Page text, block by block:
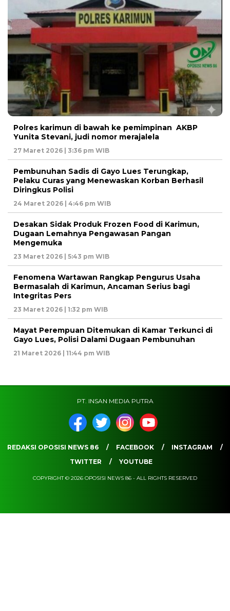
Polres karimun di bawah ke pemimpinan AKBP
Yunita Stevani, judi nomor merajalela
27 Maret 2026 | 3:36 pm WIB
Pembunuhan Sadis di Gayo Lues Terungkap,
Pelaku Curas yang Menewaskan Korban Berhasil
Diringkus Polisi
24 Maret 2026 | 4:46 pm WIB
Desakan Sidak Produk Frozen Food di Karimun,
Dugaan Lemahnya Pengawasan Pangan
Mengemuka
23 Maret 2026 | 5:43 pm WIB
Fenomena Wartawan Rangkap Pengurus Usaha
Bermasalah di Karimun, Ancaman Serius bagi
Integritas Pers
23 Maret 2026 | 1:32 pm WIB
Mayat Perempuan Ditemukan di Kamar Terkunci di
Gayo Lues, Polisi Dalami Dugaan Pembunuhan
21 Maret 2026 | 11:44 pm WIB
PT. INSAN MEDIA PUTRA
REDAKSI OPOSISI NEWS 86 FACEBOOK
INSTAGRAM
TWITTER
YOUTUBE
COPYRIGHT © 2026 OPOSISI NEWS 86 - ALL RIGHTS RESERVED